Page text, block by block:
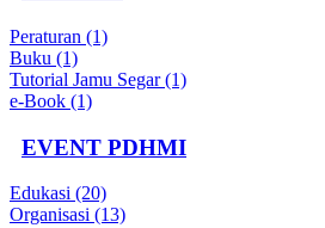
Peraturan (1)
Buku (1)
Tutorial Jamu Segar (1)
e-Book (1)
EVENT PDHMI
Edukasi (20)
Organisasi (13)